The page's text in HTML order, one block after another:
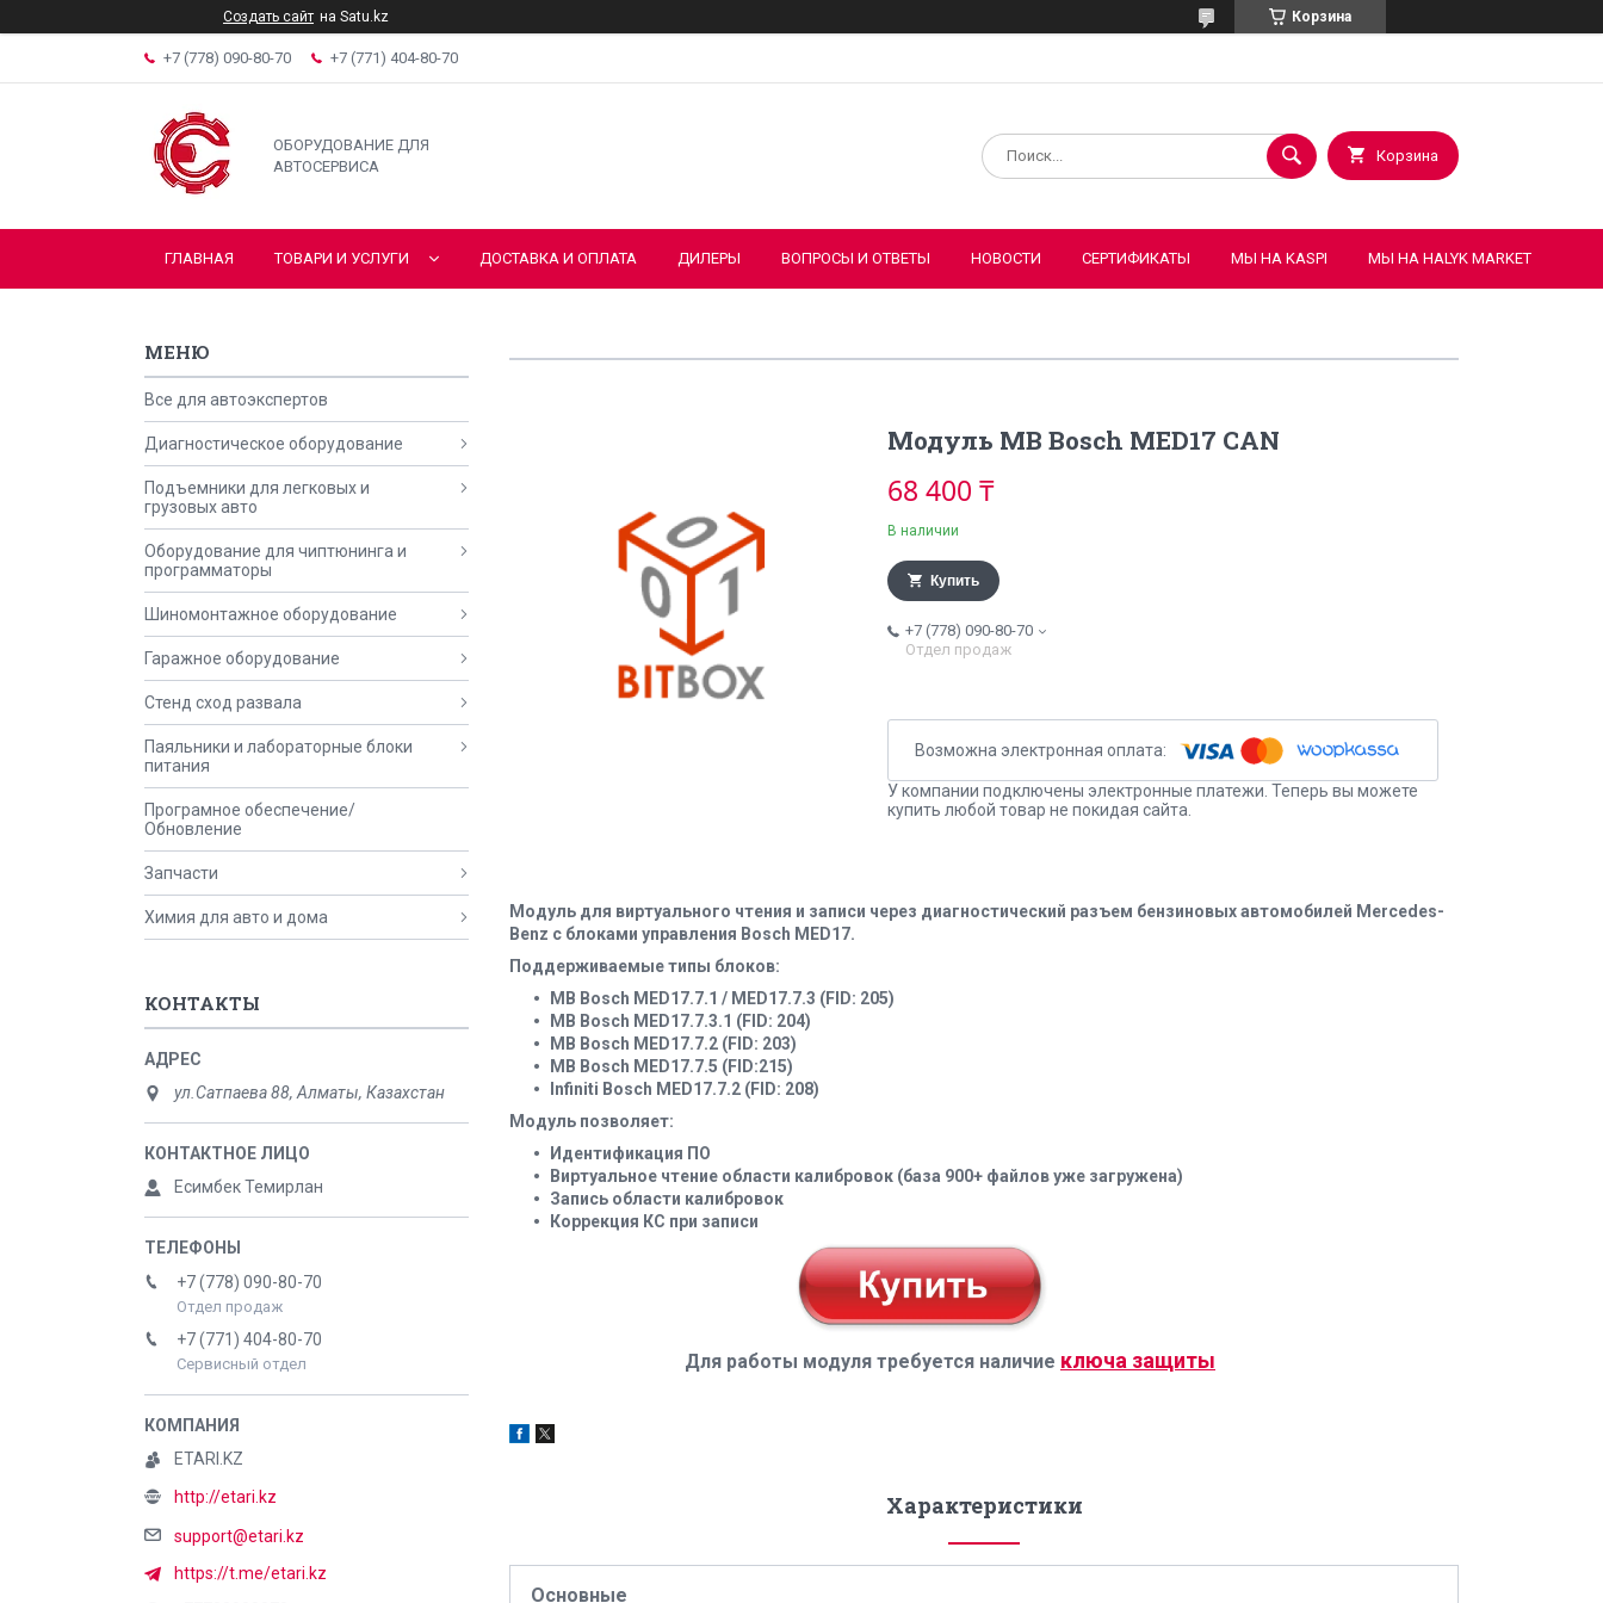
Создать сайт на Satu.kz Корзина
+7 (778) 090-80-70 +7 (771) 404-80-70
ОБОРУДОВАНИЕ ДЛЯ
АВТОСЕРВИСА
Корзина
ГЛАВНАЯ ТОВАРИ И УСЛУГИ ДОСТАВКА И ОПЛАТА ДИЛЕРЫ ВОПРОСЫ И ОТВЕТЫ НОВОСТИ СЕРТИФИКАТЫ МЫ НА KASPI МЫ НА HALYK MARKET
Модуль MB Bosch MED17 CAN
68 400 ₸
В наличии
Купить
+7 (778) 090-80-70
Отдел продаж
У компании подключены электронные платежи. Теперь вы можете
купить любой товар не покидая сайта.
Модуль для виртуального чтения и записи через диагностический разъем бензиновых автомобилей Mercedes-
Benz с блоками управления Bosch MED17.
Поддерживаемые типы блоков:
MB Bosch MED17.7.1 / MED17.7.3 (FID: 205)
MB Bosch MED17.7.3.1 (FID: 204)
MB Bosch MED17.7.2 (FID: 203)
MB Bosch MED17.7.5 (FID:215)
Infiniti Bosch MED17.7.2 (FID: 208)
Модуль позволяет:
Идентификация ПО
Виртуальное чтение области калибровок (база 900+ файлов уже загружена)
Запись области калибровок
Коррекция КС при записи
Для работы модуля требуется наличие ключа защиты
Характеристики
Основные
Все для автоэкспертов
Диагностическое оборудование
Подъемники для легковых и
грузовых авто
Оборудование для чиптюнинга и
программаторы
Шиномонтажное оборудование
Гаражное оборудование
Стенд сход развала
Паяльники и лабораторные блоки
питания
Програмное обеспечение/
Обновление
Запчасти
Химия для авто и дома
КОНТАКТЫ
ул.Сатпаева 88, Алматы, Казахстан
Есимбек Темирлан
+7 (778) 090-80-70
Отдел продаж
+7 (771) 404-80-70
Сервисный отдел
ETARI.KZ
http://etari.kz
support@etari.kz
https://t.me/etari.kz